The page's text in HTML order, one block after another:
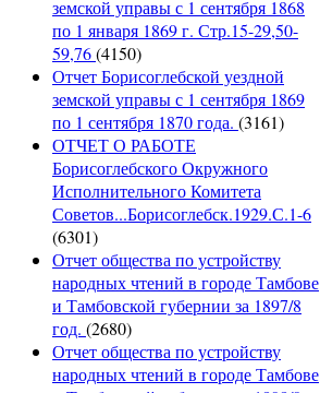
земской управы с 1 сентября 1868
по 1 января 1869 г. Стр.15-29,50-
59,76(4150)
Отчет Борисоглебской уездной
земской управы с 1 сентября 1869
по 1 сентября 1870 года. (3161)
ОТЧЕТ О РАБОТЕ
Борисоглебского Окружного
Исполнительного Комитета
Советов...Борисоглебск.1929.С.1-6
(6301)
Отчет общества по устройству
народных чтений в городе Тамбове
и Тамбовской губернии за 1897/8
год. (2680)
Отчет общества по устройству
народных чтений в городе Тамбове